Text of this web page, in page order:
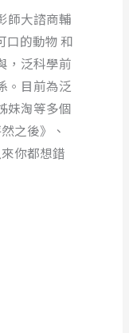
師大諮商輔
口的動物 和
，泛科學前
。目前為泛
妹淘等多個
之後》、
你都想錯